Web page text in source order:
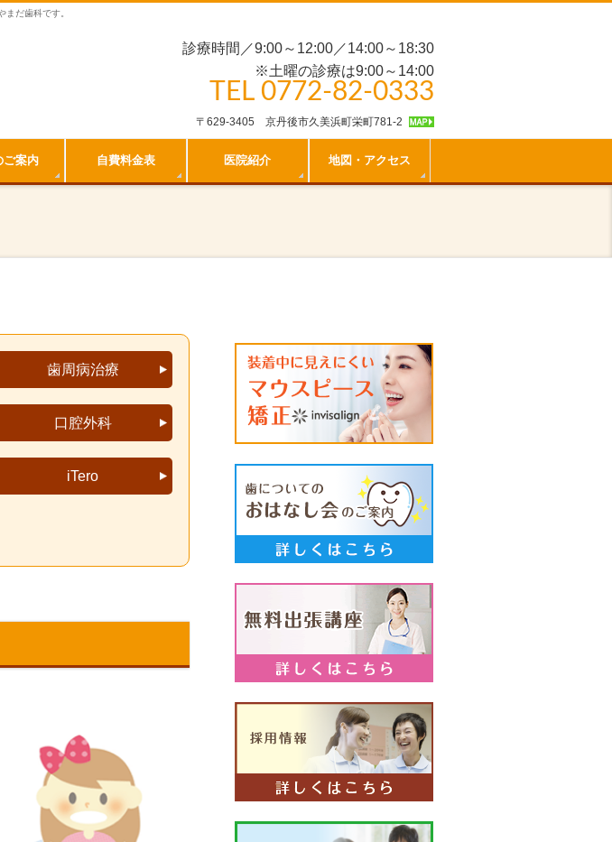
だ歯科です。
診療時間／9:00～12:00／14:00～18:30
※土曜の診療は9:00～14:00
TEL 0772-82-0333
〒629-3405 京丹後市久美浜町栄町781-2
ご案内 自費料金表 医院紹介 地図・アクセス
歯周病治療
口腔外科
iTero